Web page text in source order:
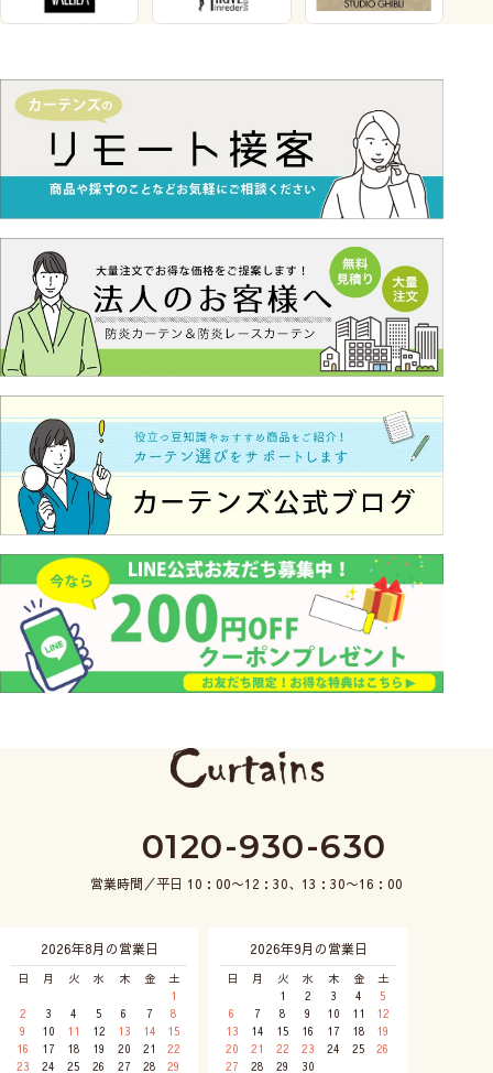
0120-930-630
営業時間／平日 10：00〜12：30、13：30〜16：00
2026年8月の営業日
日 月 火 水 木 金
土
1
2
3 4 5 6 7
8
9
10 11 12 13 14
15
16
17 18 19 20 21
22
23
24 25 26 27 28 29
2026年9月の営業日
日 月 火 水 木 金
土
1
2 3 4
5
6
7 8 9 10 11
12
13
14 15 16 17 18
19
20
21 22 23 24 25
26
27
28 29 30